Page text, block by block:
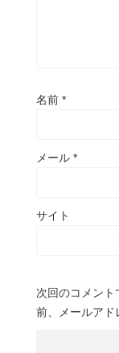
名前 *
メール *
サイト
次回のコメント
前、メールアド